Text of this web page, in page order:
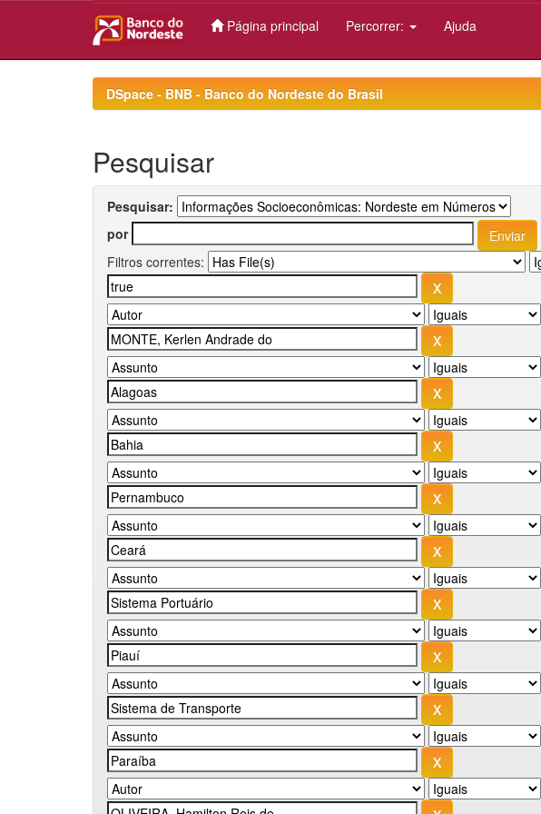
Página principal Percorrer: Ajuda
DSpace - BNB - Banco do Nordeste do Brasil
Pesquisar
Pesquisar:
por
Filtros correntes: